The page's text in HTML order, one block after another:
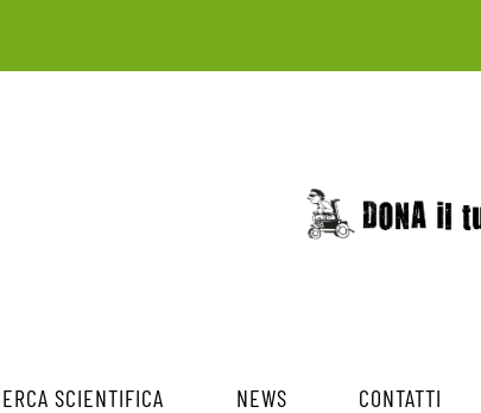
SCIENTIFICA NEWS CONTATTI